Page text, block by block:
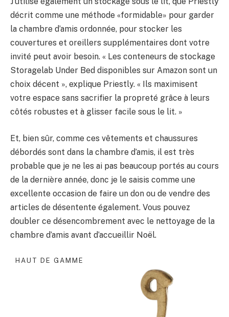
décrit comme une méthode «formidable» pour garder
la chambre d’amis ordonnée, pour stocker les
couvertures et oreillers supplémentaires dont votre
invité peut avoir besoin. « Les conteneurs de stockage
Storagelab Under Bed disponibles sur Amazon sont un
choix décent », explique Priestly. « Ils maximisent
votre espace sans sacrifier la propreté grâce à leurs
côtés robustes et à glisser facile sous le lit. »
Et, bien sûr, comme ces vêtements et chaussures
débordés sont dans la chambre d’amis, il est très
probable que je ne les ai pas beaucoup portés au cours
de la dernière année, donc je le saisis comme une
excellente occasion de faire un don ou de vendre des
articles de désentente également. Vous pouvez
doubler ce désencombrement avec le nettoyage de la
chambre d’amis avant d’accueillir Noël.
HAUT DE GAMME